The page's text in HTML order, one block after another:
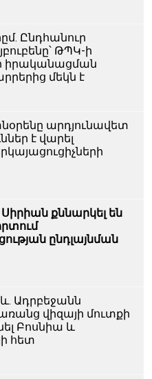
Ընդհանուր
ԹՊԿ-ի
իրականացման
մեկն է
արդյունավետ
է վարել
քննարկել են
ընդլայնման
Ադրբեջանն
վիզայի մուտքի
Բոսնիա և
հետ